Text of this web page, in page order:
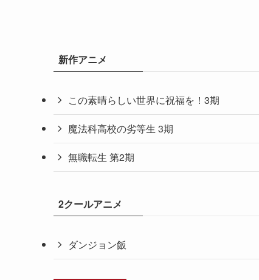
新作アニメ
この素晴らしい世界に祝福を！3期
魔法科高校の劣等生 3期
無職転生 第2期
2クールアニメ
ダンジョン飯